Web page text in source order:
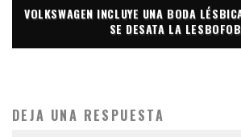
VOLKSWAGEN INCLUYE UNA BODA
SE DESATA LA
DEJA UNA RESPUESTA